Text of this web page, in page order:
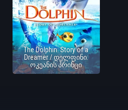
The Dolphin: Story of a
Dreamer / დელფინი:
ოკეანის პრინცი